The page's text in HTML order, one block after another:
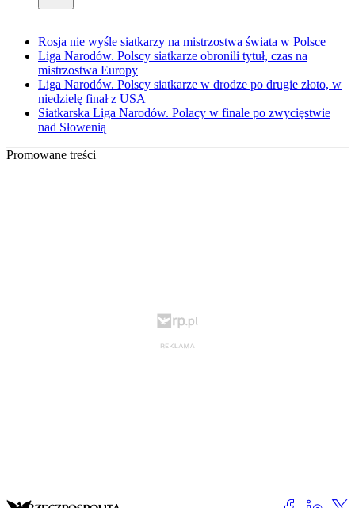
Rosja nie wyśle siatkarzy na mistrzostwa świata w Polsce
Liga Narodów. Polscy siatkarze obronili tytuł, czas na
mistrzostwa Europy
Liga Narodów. Polscy siatkarze w drodze po drugie złoto, w
niedzielę finał z USA
Siatkarska Liga Narodów. Polacy w finale po zwycięstwie
nad Słowenią
Promowane treści